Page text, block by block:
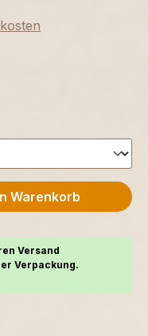
Warenkorb
Versand
Verpackung.